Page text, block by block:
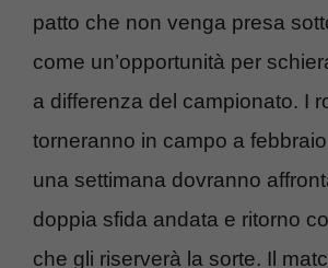
patto che non venga presa
come un’opportunità per
a differenza del campionato. I
torneranno in campo a febbraio
una settimana dovranno
doppia sfida andata e ritorno
che gli riserverà la sorte. Il